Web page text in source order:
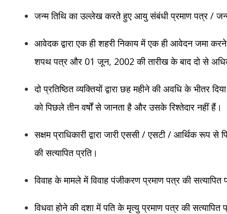
जन्म तिथि का उल्लेख करते हुए आयु संबंधी प्रमाण पत्र /
आवेदक द्वारा एक ही शहरी निकाय में एक ही आवेदन जमा करने
शपथ पत्र और 01 जून, 2002 की तारीख के बाद दो से
दो प्रतिष्ठित व्यक्तियों द्वारा छह महीने की अवधि के भीतर
को पिछले तीन वर्षों से जानता है और उसके रिश्तेदार नहीं हैं।
सक्षम प्राधिकारी द्वारा जारी एससी / एसटी / आर्थिक रूप
की सत्यापित प्रति।
विवाह के मामले में विवाह पंजीकरण प्रमाण पत्र की सत्यापित
विधवा होने की दशा में पति के मृत्यु प्रमाण पत्र की सत्यापित